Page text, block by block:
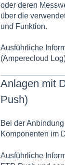
oder deren
über die
und Funktion.
Ausführliche
(Amperecloud
Anlagen mit
Push)
Bei der
Komponenten im
Ausführliche